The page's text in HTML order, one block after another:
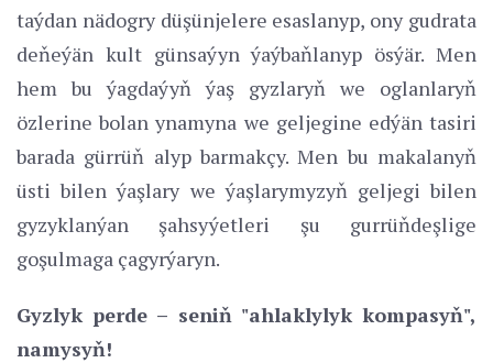
taýdan nädogry düşünjelere esaslanyp, ony gudrata
deňeýän kult günsaýyn ýaýbaňlanyp ösýär. Men
hem bu ýagdaýyň ýaş gyzlaryň we oglanlaryň
özlerine bolan ynamyna we geljegine edýän tasiri
barada gürrüň alyp barmakçy. Men bu makalanyň
üsti bilen ýaşlary we ýaşlarymyzyň geljegi bilen
gyzyklanýan şahsyýetleri şu gurrüňdeşlige
goşulmaga çagyrýaryn.
Gyzlyk perde – seniň "ahlaklylyk kompasyň",
namysyň!